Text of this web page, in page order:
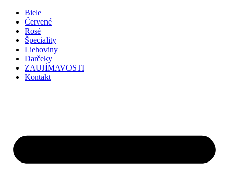
Preskočiť
obsah
Biele
Červené
Rosé
Špeciality
Liehoviny
Darčeky
ZAUJÍMAVOSTI
Kontakt